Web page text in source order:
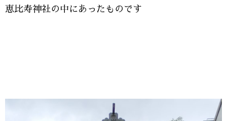
恵比寿神社の中にあったものです